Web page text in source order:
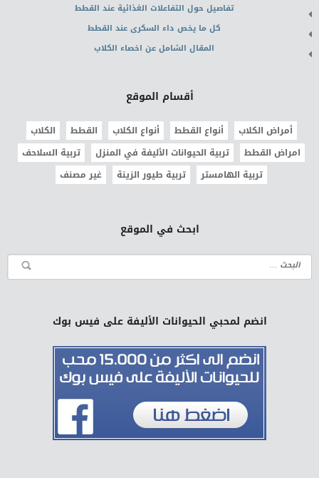
تفاصيل حول التفاعلات الغذائية عند القطط
كل ما يخص داء السكرى عند القطط
المقال الشامل عن اخصاء الكلاب
أقسام الموقع
أمراض الكلاب أنواع القطط أنواع الكلاب القطط
الكلاب
امراض القطط
تربية الحيوانات الأليفة في المنزل
تربية السلاحف
تربية الهامستر
تربية طيور الزينة غير مصنف
ابحث في الموقع
انضم لمحبي الحيوانات الأليفة على فيس بوك